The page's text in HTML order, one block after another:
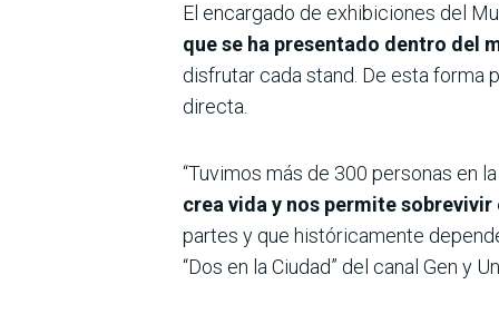
El encargado de exhibiciones del
que se ha presentado dentro del
disfrutar cada stand. De esta forma
directa.
“Tuvimos más de 300 personas en
crea vida y nos permite sobrevivir
partes y que históricamente
“Dos en la Ciudad” del canal Gen y